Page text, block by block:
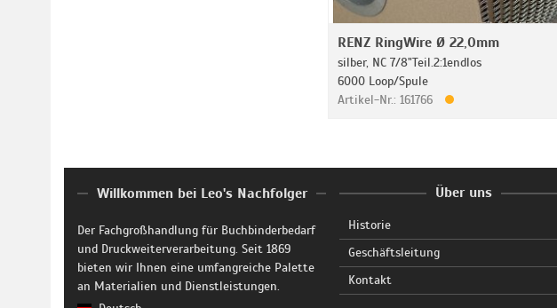
RENZ RingWire Ø 22,0mm
silber, NC 7/8"Teil.2:1endlos
6000 Loop/Spule
Artikel-Nr.: 161766
Willkommen bei Leo's Nachfolger
Der Fachgroßhandlung für Buchbinderbedarf
und Druckweiterverarbeitung. Seit 1869
bieten wir Ihnen eine umfangreiche Palette
an Materialien und Dienstleistungen.
Über uns
Historie
Geschäftsleitung
Kontakt